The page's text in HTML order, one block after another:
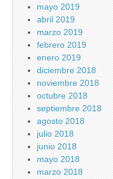
mayo 2019
abril 2019
marzo 2019
febrero 2019
enero 2019
diciembre 2018
noviembre 2018
octubre 2018
septiembre 2018
agosto 2018
julio 2018
junio 2018
mayo 2018
marzo 2018